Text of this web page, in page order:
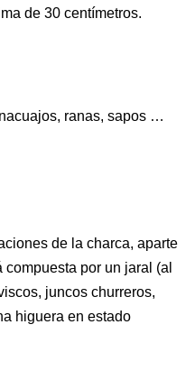
de 30 centímetros.
ranas, sapos …
de la charca, aparte
por un jaral (al
juncos churreros,
higuera en estado